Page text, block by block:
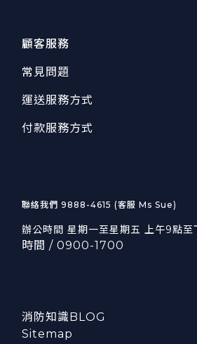
顧客服務
常見問題
運送服務方式
付款服務方式
聯絡我們 9888-4615 (客服 Ms Sue)
辦公時間 星期一至星期五 上午9點至
時間 / 0900-1700
消防知識BLOG
Sitemap